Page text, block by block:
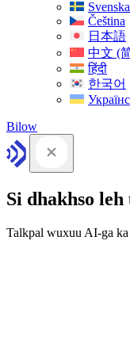
Svenska
Čeština
日本語
中文 (
हिंदी
한국어
Bilow
Si dhakhso
Talkpal wuxuu AI-ga ka